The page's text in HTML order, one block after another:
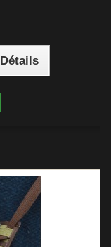
Détails